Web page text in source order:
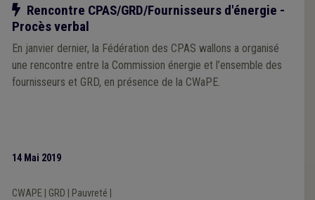
Notre action
Rencontre CPAS/GRD/Fournisseurs d'énergie -
Procès verbal
En janvier dernier, la Fédération des CPAS wallons a organisé
une rencontre entre la Commission énergie et l’ensemble des
fournisseurs et GRD, en présence de la CWaPE.
14 Mai 2019
CWAPE GRD Pauvreté